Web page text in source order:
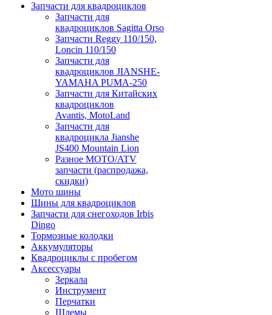
Запчасти для квадроциклов
Запчасти для
квадроциклов Sagitta Orso
Запчасти Reggy 110/150,
Loncin 110/150
Запчасти для
квадроциклов JIANSHE-
YAMAHA PUMA-250
Запчасти для Китайских
квадроциклов
Avantis, MotoLand
Запчасти для
квадроцикла Jianshe
JS400 Mountain Lion
Разное МОТО/ATV
запчасти (распродажа,
скидки)
Мото шины
Шины для квадроциклов
Запчасти для снегоходов Irbis
Dingo
Тормозные колодки
Аккумуляторы
Квадроциклы с пробегом
Аксессуары
Зеркала
Инструмент
Перчатки
Шлемы